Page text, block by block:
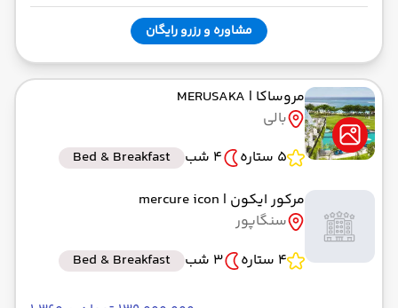
مشاوره و رزرو رایگان
مروساکا | MERUSAKA
بالی
5 ستاره
4 شب
Bed & Breakfast
مرکور ایکون | mercure icon
سنگاپور
4 ستاره
3 شب Bed & Breakfast